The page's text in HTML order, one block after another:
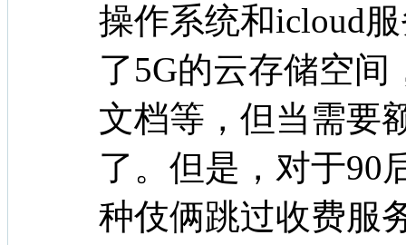
操作系统和icloud
了5G的云存储空
文档等，但当需要
了。但是，对于90
种伎俩跳过收费服